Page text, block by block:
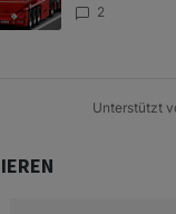
teuren Sprit
2
Unterstützt